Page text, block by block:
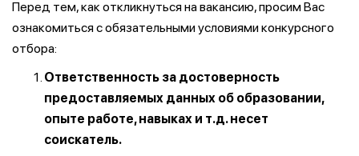
Перед тем, как откликнуться на вакансию, просим Вас
ознакомиться с обязательными условиями конкурсного
отбора:
Ответственность за достоверность
предоставляемых данных об образовании,
опыте работе, навыках и т.д. несет
соискатель.